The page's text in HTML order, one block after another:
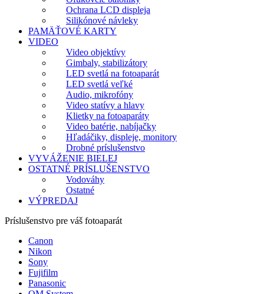
Ochrana LCD displeja
Silikónové návleky
PAMÄŤOVÉ KARTY
VIDEO
Video objektívy
Gimbaly, stabilizátory
LED svetlá na fotoaparát
LED svetlá veľké
Audio, mikrofóny
Video statívy a hlavy
Klietky na fotoaparáty
Video batérie, nabíjačky
Hľadáčiky, displeje, monitory
Drobné príslušenstvo
VYVÁŽENIE BIELEJ
OSTATNÉ PRÍSLUŠENSTVO
Vodováhy
Ostatné
VÝPREDAJ
Príslušenstvo pre váš fotoaparát
Canon
Nikon
Sony
Fujifilm
Panasonic